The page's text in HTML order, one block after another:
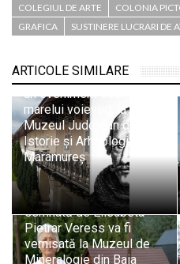
COLEGIUL DE ARTE
COLONIA
GRAFICA
SUSTINERE LUCRARI DE
ARTICOLE SIMILARE
patrimoniu și memorie” –
un eveniment dedicat
marelui voievod, la
Muzeul Județean de
Istorie și Arheologie
Maramureș
Patrimoniul mineral
întâlnește arta: Expoziția
„Ecouri din Mină”
semnată de Elisabeta
Pietrar Veress va fi
vernisată la Muzeul de
Mineralogie din Baia